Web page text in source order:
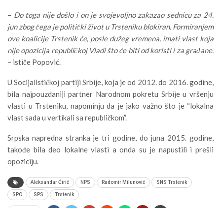
– Do toga nije došlo i on je svojevoljno zakazao sednicu za 24.
jun zbog čega je politički život u Trsteniku blokiran. Formiranjem
ove koalicije Trstenik će, posle dužeg vremena, imati vlast koja
nije opozicija republičkoj Vladi što će biti od koristi i za građane.
– ističe Popović.
U Socijalističkoj partiji Srbije, koja je od 2012. do 2016. godine,
bila najpouzdaniji partner Narodnom pokretu Srbije u vršenju
vlasti u Trsteniku, napominju da je jako važno što je “lokalna
vlast sada u vertikali sa republičkom”.
Srpska napredna stranka je tri godine, do juna 2015. godine,
takođe bila deo lokalne vlasti a onda su je napustili i prešli
opoziciju.
Aleksandar Ćirić NPS Radomir Milunović SNS Trstenik
SPO SPS Trstenik